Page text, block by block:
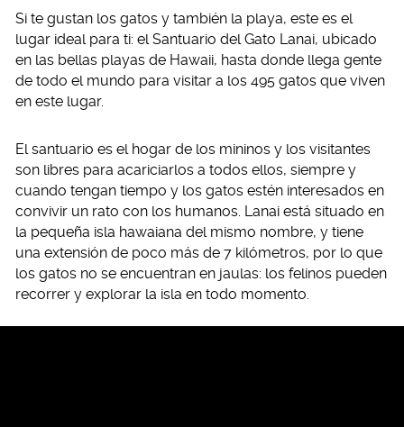
Si te gustan los gatos y también la playa, este es el
lugar ideal para ti: el Santuario del Gato Lanai, ubicado
en las bellas playas de Hawaii, hasta donde llega gente
de todo el mundo para visitar a los 495 gatos que viven
en este lugar.
El santuario es el hogar de los mininos y los visitantes
son libres para acariciarlos a todos ellos, siempre y
cuando tengan tiempo y los gatos estén interesados en
convivir un rato con los humanos. Lanai está situado en
la pequeña isla hawaiana del mismo nombre, y tiene
una extensión de poco más de 7 kilómetros, por lo que
los gatos no se encuentran en jaulas: los felinos pueden
recorrer y explorar la isla en todo momento.